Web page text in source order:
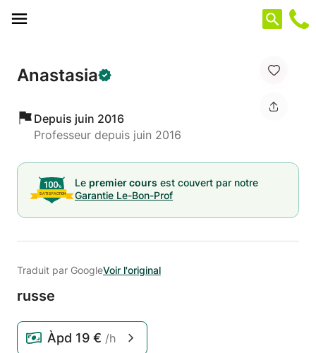
Anastasia
Depuis juin 2016
Professeur depuis juin 2016
Le premier cours est couvert par notre
Garantie Le-Bon-Prof
Traduit par GoogleVoir l'original
russe
Àpd 19 € /h